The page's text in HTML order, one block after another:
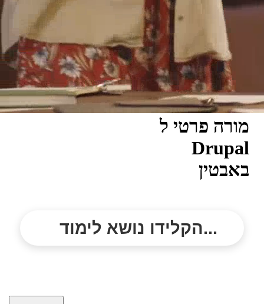
מורה פרטי ל
Drupal
באבטין
הקלידו נושא לימוד...